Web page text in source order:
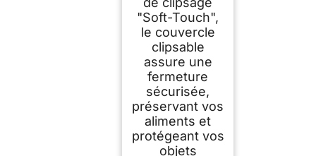
"Soft-Touch",
le couvercle
clipsable
assure une
fermeture
sécurisée,
préservant vos
aliments et
protégeant vos
objets